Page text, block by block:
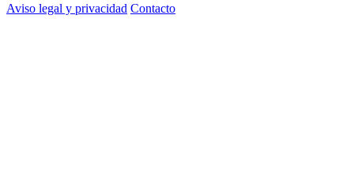
Aviso legal y privacidad Contacto